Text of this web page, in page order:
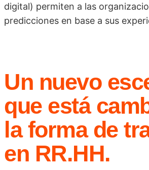
digital) permiten a las
predicciones en base a sus
Un nuevo
que está
la forma de
en RR.HH.